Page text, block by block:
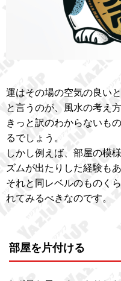
運はその場の空気の良い
と言うのが、風水の考え
きっと訳のわからないも
るでしょう。
しかし例えば、部屋の模
ズムが出たりした経験も
それと同レベルのものく
れてみるべきなのです。
部屋を片付ける